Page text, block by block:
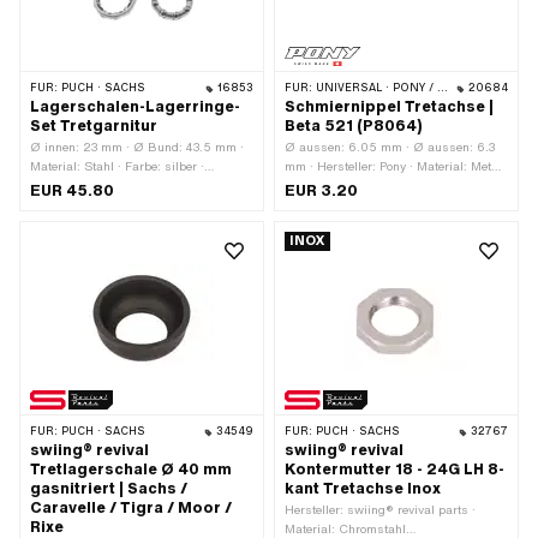
FÜR: PUCH · SACHS 16853
Lagerschalen-Lagerringe-
Set Tretgarnitur
Ø innen: 23 mm · Ø Bund: 43.5 mm ·
Material: Stahl · Farbe: silber ·
Lagerart: Lagerring · Ø Kugel [Zoll] /
EUR 45.80
FÜR: UNIVERSAL · PONY / CILO (BETA 521 & 512) 20684
Schmiernippel Tretachse |
Beta 521 (P8064)
Ø aussen: 6.05 mm · Ø aussen: 6.3
mm · Hersteller: Pony · Material: Metall
· Farbe: silber · Gesamtlänge: 15.3 mm
EUR 3.20
FÜR: PUCH · SACHS 34549
swiing® revival
Tretlagerschale Ø 40 mm
gasnitriert | Sachs /
Caravelle / Tigra / Moor /
Rixe
INOX
FÜR: PUCH · SACHS 32767
swiing® revival
Kontermutter 18 - 24G LH 8-
kant Tretachse Inox
Hersteller: swiing® revival parts ·
Material: Chromstahl